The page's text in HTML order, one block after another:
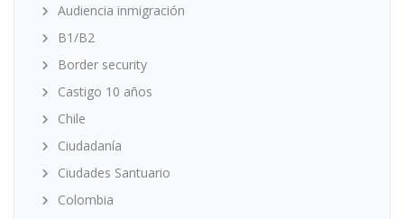
Audiencia inmigración
B1/B2
Border security
Castigo 10 años
Chile
Ciudadanía
Ciudades Santuario
Colombia